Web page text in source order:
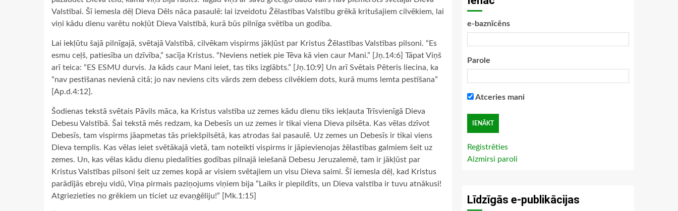
Valstībai. Šī iemesla dēļ Dieva Dēls nāca pasaulē: lai izveidotu Žēlastības Valstību grēkā kritušajiem cilvēkiem, lai
viņi kādu dienu varētu nokļūt Dieva Valstībā, kurā būs pilnīga svētība un godība.
Lai iekļūtu šajā pilnīgajā, svētajā Valstībā, cilvēkam vispirms jākļūst par Kristus Žēlastības Valstības pilsoni. “Es
esmu ceļš, patiesība un dzīvība,” sacīja Kristus. “Neviens netiek pie Tēva kā vien caur Mani.” [Jņ.14:6] Tāpat Viņš
arī teica: “ES ESMU durvis. Ja kāds caur Mani ieiet, tas tiks izglābts.” [Jņ.10:9] Un arī Svētais Pēteris liecina, ka
“nav pestīšanas nevienā citā; jo nav neviens cits vārds zem debess cilvēkiem dots, kurā mums lemta pestīšana”
[Ap.d.4:12].
Šodienas tekstā svētais Pāvils māca, ka Kristus valstība uz zemes kādu dienu tiks iekļauta Trīsvienīgā Dieva
Debesu Valstībā. Šai tekstā mēs redzam, ka Debesīs un uz zemes ir tikai viena Dieva pilsēta. Kas vēlas dzīvot
Debesīs, tam vispirms jāapmetas tās priekšpilsētā, kas atrodas šai pasaulē. Uz zemes un Debesīs ir tikai viens
Dieva templis. Kas vēlas ieiet svētākajā vietā, tam noteikti vispirms ir jāpievienojas žēlastības galmiem šeit uz
zemes. Un, kas vēlas kādu dienu piedalīties godības pilnajā ieiešanā Debesu Jeruzalemē, tam ir jākļūst par
Kristus Valstības pilsoni šeit uz zemes kopā ar visiem svētajiem un visu Dieva saimi. Šī iemesla dēļ, kad Kristus
parādījās ebreju vidū, Viņa pirmais paziņojums viņiem bija “Laiks ir piepildīts, un Dieva valstība ir tuvu atnākusi!
Atgriezieties no grēkiem un ticiet uz evaņģēliju!” [Mk.1:15]
e-baznīcēns
Parole
Atceries mani
Reģistrēties
Aizmirsi paroli
Līdzīgās e-publikācijas